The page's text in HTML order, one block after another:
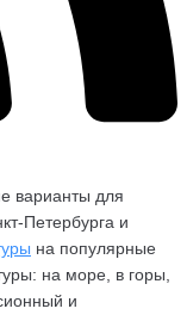
варианты для
Петербурга и
на популярные
на море, в горы,
и